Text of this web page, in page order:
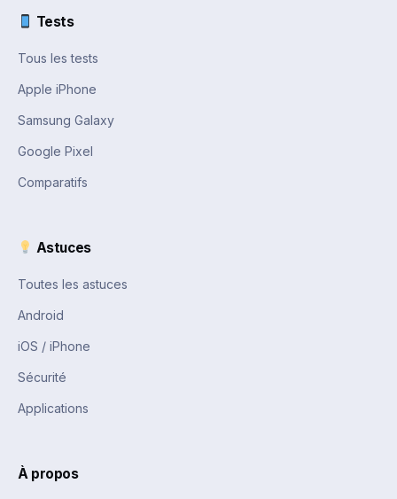
Tests
Tous les tests
Apple iPhone
Samsung Galaxy
Google Pixel
Comparatifs
Astuces
Toutes les astuces
Android
iOS / iPhone
Sécurité
Applications
À propos